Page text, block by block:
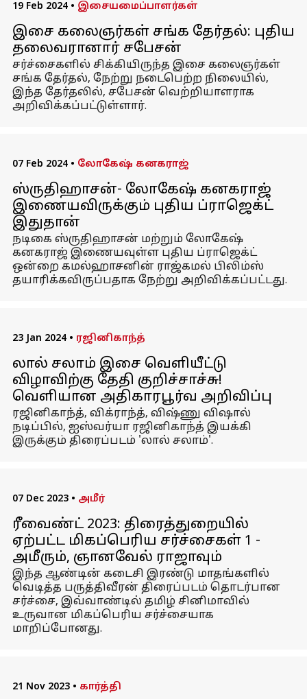
19 Feb 2024 • இசையமைப்பாளர்கள்
இசை கலைஞர்கள் சங்க தேர்தல்: புதிய
தலைவரானார் சபேசன்
சர்ச்சைகளில் சிக்கியிருந்த இசை கலைஞர்கள்
சங்க தேர்தல், நேற்று நடைபெற்ற நிலையில்,
இந்த தேர்தலில், சபேசன் வெற்றியாளராக
அறிவிக்கப்பட்டுள்ளார்.
07 Feb 2024 • லோகேஷ் கனகராஜ்
ஸ்ருதிஹாசன்- லோகேஷ் கனகராஜ்
இணையவிருக்கும் புதிய ப்ராஜெக்ட்
இதுதான்
நடிகை ஸ்ருதிஹாசன் மற்றும் லோகேஷ்
கனகராஜ் இணையவுள்ள புதிய ப்ராஜெக்ட்
ஒன்றை கமல்ஹாசனின் ராஜ்கமல் பிலிம்ஸ்
தயாரிக்கவிருப்பதாக நேற்று அறிவிக்கப்பட்டது.
23 Jan 2024 • ரஜினிகாந்த்
லால் சலாம் இசை வெளியீட்டு
விழாவிற்கு தேதி குறிச்சாச்சு!
வெளியான அதிகாரபூர்வ அறிவிப்பு
ரஜினிகாந்த், விக்ராந்த், விஷ்ணு விஷால்
நடிப்பில், ஐஸ்வர்யா ரஜினிகாந்த் இயக்கி
இருக்கும் திரைப்படம் 'லால் சலாம்'.
07 Dec 2023 • அமீர்
ரீவைண்ட் 2023: திரைத்துறையில்
ஏற்பட்ட மிகப்பெரிய சர்ச்சைகள் 1 -
அமீரும், ஞானவேல் ராஜாவும்
இந்த ஆண்டின் கடைசி இரண்டு மாதங்களில்
வெடித்த பருத்திவீரன் திரைப்படம் தொடர்பான
சர்ச்சை, இவ்வாண்டில் தமிழ் சினிமாவில்
உருவான மிகப்பெரிய சர்ச்சையாக
மாறிப்போனது.
21 Nov 2023 • கார்த்தி